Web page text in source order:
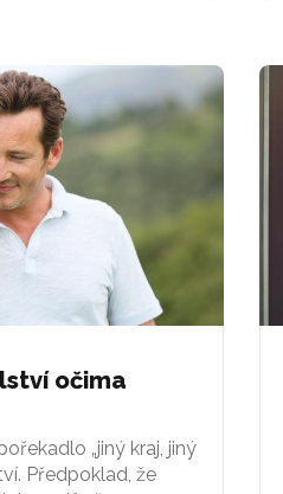
očima
„jiný kraj, jiný
Předpoklad, že